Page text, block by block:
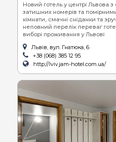
Новий готель у центрі Львова
затишних номерів та
кімнати, смачні сніданки та
неповний перелік переваг
виборі проживання у Львові
Львів, вул. Гнатюка, 6
+38 (068) 385 12 95
http://lviv.jam-hotel.com.ua/